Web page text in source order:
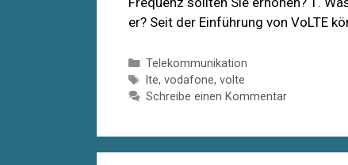
er? Seit der Einführung von VoLTE
Kategorien
Telekommunikation
Schlagwörter
lte, vodafone, volte
Schreibe einen Kommentar